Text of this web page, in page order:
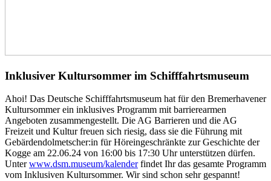
Inklusiver Kultursommer im Schifffahrtsmuseum
Ahoi! Das Deutsche Schifffahrtsmuseum hat für den Bremerhavener
Kultursommer ein inklusives Programm mit barrierearmen
Angeboten zusammengestellt. Die AG Barrieren und die AG
Freizeit und Kultur freuen sich riesig, dass sie die Führung mit
Gebärdendolmetscher:in für Höreingeschränkte zur Geschichte der
Kogge am 22.06.24 von 16:00 bis 17:30 Uhr unterstützen dürfen.
Unterwww.dsm.museum/kalenderfindet Ihr das gesamte Programm
vom Inklusiven Kultursommer. Wir sind schon sehr gespannt!